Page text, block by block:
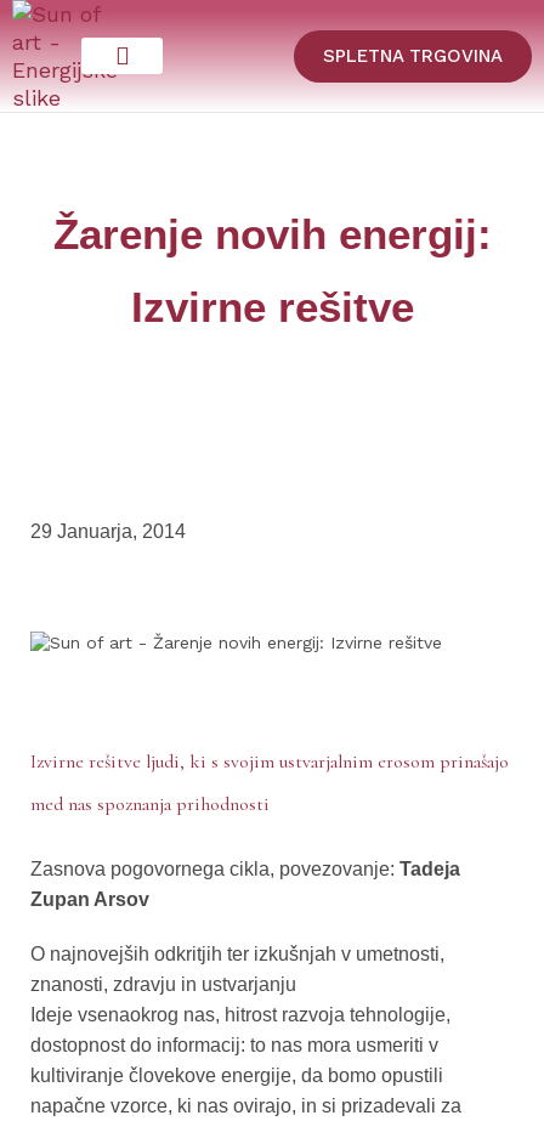
SPLETNA TRGOVINA
Žarenje novih energij:
Izvirne rešitve
29 Januarja, 2014
Izvirne rešitve ljudi, ki s svojim ustvarjalnim erosom prinašajo
med nas spoznanja prihodnosti
Zasnova pogovornega cikla, povezovanje: Tadeja
Zupan Arsov
O najnovejših odkritjih ter izkušnjah v umetnosti,
znanosti, zdravju in ustvarjanju
Ideje vsenaokrog nas, hitrost razvoja tehnologije,
dostopnost do informacij: to nas mora usmeriti v
kultiviranje človekove energije, da bomo opustili
napačne vzorce, ki nas ovirajo, in si prizadevali za